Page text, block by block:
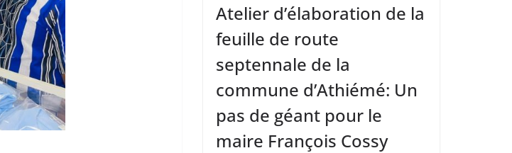
Atelier d’élaboration de la
feuille de route
septennale de la
commune d’Athiémé: Un
pas de géant pour le
maire François Cossy